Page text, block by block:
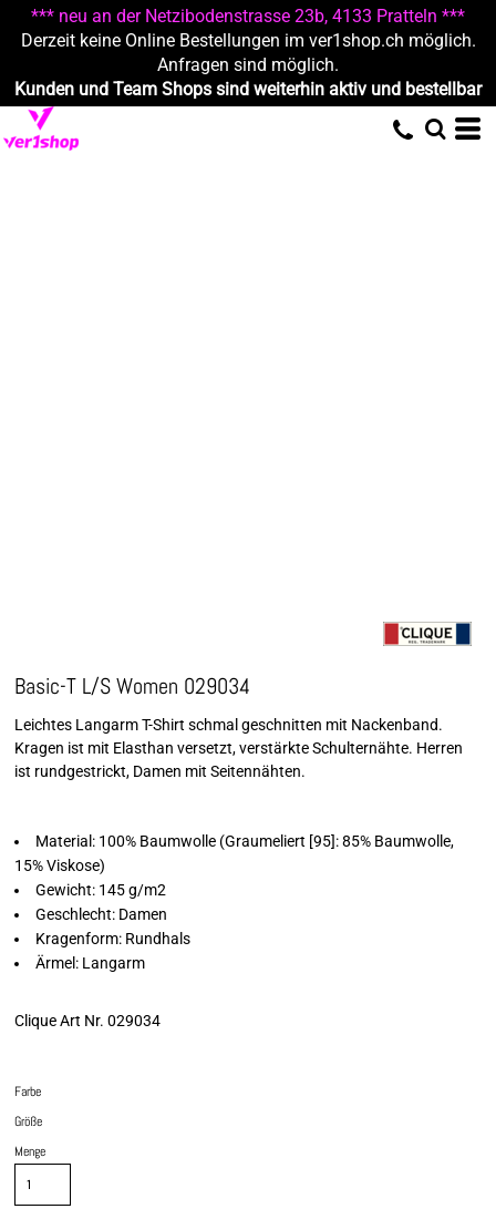
*** neu an der Netzibodenstrasse 23b, 4133 Pratteln ***
Derzeit keine Online Bestellungen im ver1shop.ch möglich.
Anfragen sind möglich.
Kunden und Team Shops sind weiterhin aktiv und bestellbar
Basic-T L/S Women 029034
Leichtes Langarm T-Shirt schmal geschnitten mit Nackenband.
Kragen ist mit Elasthan versetzt, verstärkte Schulternähte. Herren
ist rundgestrickt, Damen mit Seitennähten.
Material: 100% Baumwolle (Graumeliert [95]: 85% Baumwolle,
15% Viskose)
Gewicht: 145 g/m2
Geschlecht: Damen
Kragenform: Rundhals
Ärmel: Langarm
Clique Art Nr. 029034
Farbe
Größe
Menge